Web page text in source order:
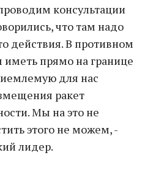
консультации
что там надо
действия. В противном
иметь прямо на границе
для нас
ракет
Мы на это не
этого не можем, -
лидер.